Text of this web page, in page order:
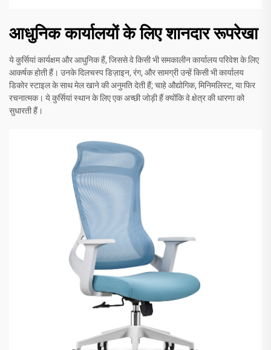
आधुनिक कार्यालयों के लिए शानदार रूपरेखा
ये कुर्सियां कार्यक्षम और आधुनिक हैं, जिससे वे किसी भी समकालीन कार्यालय परिवेश के लिए
आकर्षक होती हैं। उनके दिलचस्प डिज़ाइन, रंग, और सामग्री उन्हें किसी भी कार्यालय
डिकोर स्टाइल के साथ मेल खाने की अनुमति देती हैं; चाहे औद्योगिक, मिनिमलिस्ट, या फिर
रचनात्मक। ये कुर्सियां स्थान के लिए एक अच्छी जोड़ी हैं क्योंकि वे क्षेत्र की धारणा को
सुधारती हैं।